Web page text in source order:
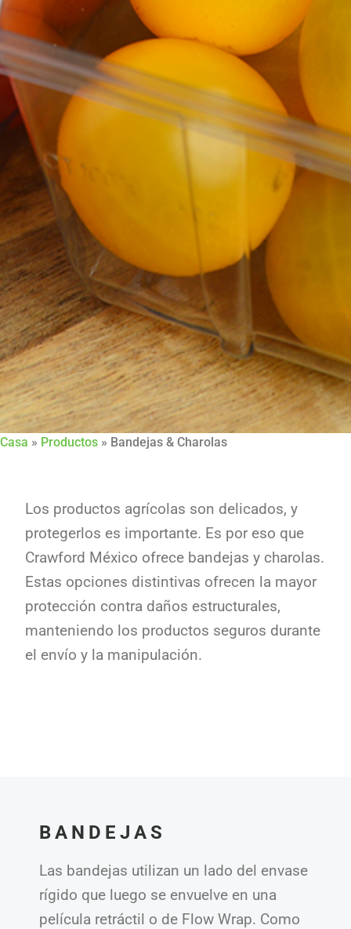
Casa » Productos » Bandejas & Charolas
Los productos agrícolas son delicados, y
protegerlos es importante. Es por eso que
Crawford México ofrece bandejas y charolas.
Estas opciones distintivas ofrecen la mayor
protección contra daños estructurales,
manteniendo los productos seguros durante
el envío y la manipulación.
BANDEJAS
Las bandejas utilizan un lado del envase
rígido que luego se envuelve en una
película retráctil o de Flow Wrap. Como